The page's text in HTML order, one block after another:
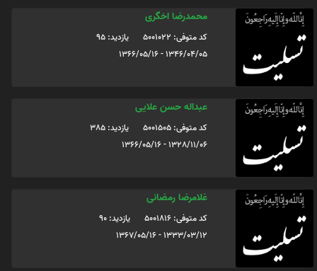
محمدرضا اخگری
کد متوفی: 5001022
یازدید: 95
1346/04/05 - 1366/05/16
عبداله حسن علایی
کد متوفی: 5001505
یازدید: 385
1328/11/06 - 1366/05/16
غلامرضا رمضانی
کد متوفی: 5001816
یازدید: 90
1333/03/12 - 1367/05/16